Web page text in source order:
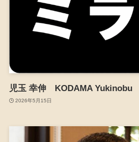
児玉 幸伸 KODAMA Yukinobu
2026年5月15日